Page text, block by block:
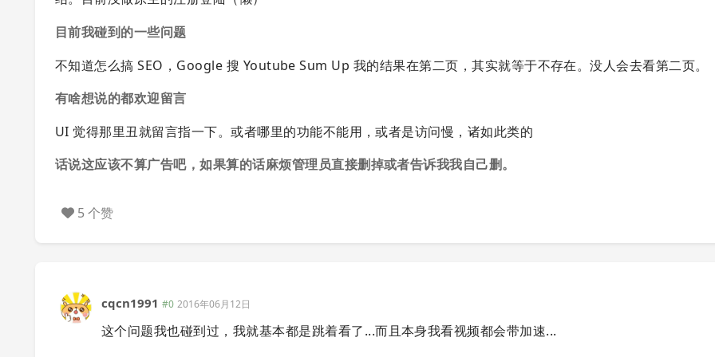
目前我碰到的一些问题
不知道怎么搞 SEO，Google 搜 Youtube Sum Up 我的结果在第二页，其实就等于不存在。没人会去看第二页。
有啥想说的都欢迎留言
UI 觉得那里丑就留言指一下。或者哪里的功能不能用，或者是访问慢，诸如此类的
话说这应该不算广告吧，如果算的话麻烦管理员直接删掉或者告诉我我自己删。
5 个赞
cqcn1991 #0 2016年06月12日
这个问题我也碰到过，我就基本都是跳着看了...而且本身我看视频都会带加速...